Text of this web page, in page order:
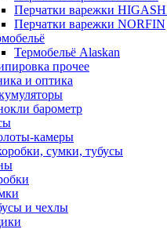
Перчатки варежки
Перчатки варежки NORFIN
Термобельё Alaskan
прочее
и оптика
барометр
камеры
сумки, тубусы
и чехлы